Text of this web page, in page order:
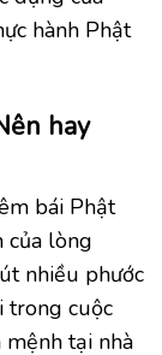
hành Phật
hay
bái Phật
của lòng
nhiều phước
trong cuộc
tại nhà